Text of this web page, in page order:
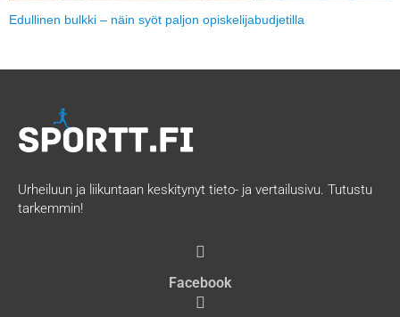
Edullinen bulkki – näin syöt paljon opiskelijabudjetilla
Urheiluun ja liikuntaan keskitynyt tieto- ja vertailusivu. Tutustu
tarkemmin!
Facebook